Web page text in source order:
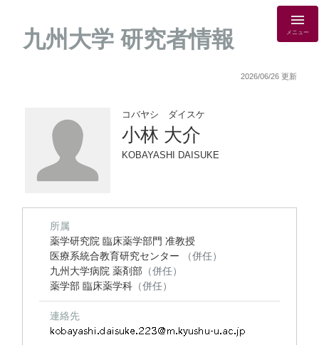
九州大学 研究者情報 メニュー
2026/06/26 更新
コバヤシ ダイスケ
小林 大介
KOBAYASHI DAISUKE
所属
薬学研究院 臨床薬学部門 准教授
医療系統合教育研究センター
（併任）
九州大学病院 薬剤部 （併任）
薬学部 臨床薬学科 （併任）
連絡先